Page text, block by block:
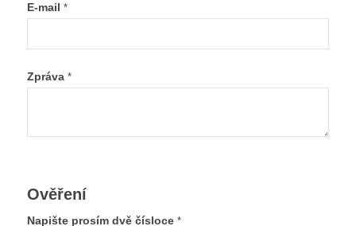
E-mail *
Zpráva *
Ověření
Napište prosím dvě čísloce *